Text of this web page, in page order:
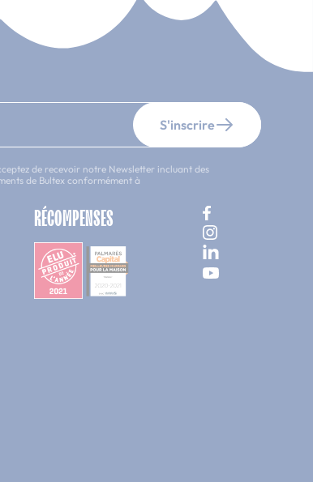
S'inscrire
de recevoir notre Newsletter incluant des
de Bultex conformément à
RÉCOMPENSES